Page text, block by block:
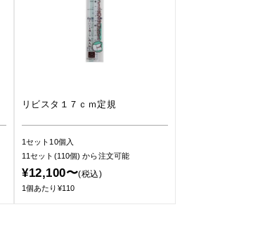
リビスタ１７ｃｍ定規
1セット10個入
11セット(110個)から注文可能
¥12,100〜(税込)
1個あたり¥110